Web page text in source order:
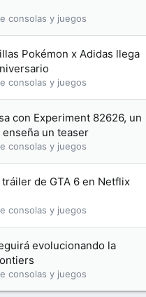
consolas y juegos
Pokémon x Adidas llega
consolas y juegos
con Experiment 82626, un
un teaser
consolas y juegos
de GTA 6 en Netflix
consolas y juegos
evolucionando la
consolas y juegos